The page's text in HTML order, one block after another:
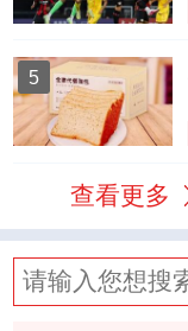
5
查看更多